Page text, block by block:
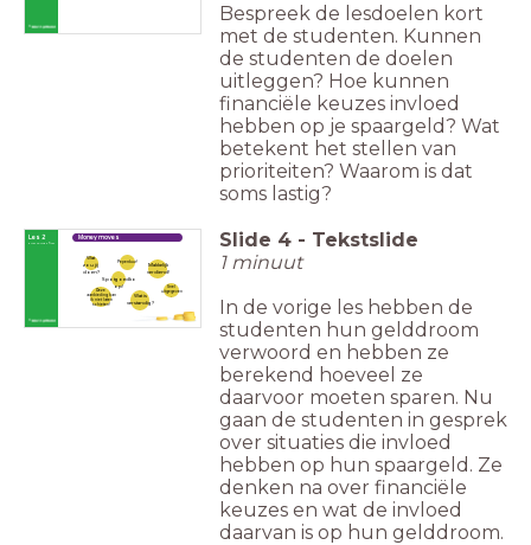
Bespreek de lesdoelen kort
met de studenten. Kunnen
de studenten de doelen
uitleggen? Hoe kunnen
financiële keuzes invloed
hebben op je spaargeld? Wat
betekent het stellen van
prioriteiten? Waarom is dat
soms lastig?
Les 2
Wat
zou jij
doen?
Money moves
Wat is
verstandig?
Deze
aanbieding kan
ik niet laten
schieten!
Makkelijk
verdiend!
Snel
uitgegeven
.
Peperduur!
Spotgoedko
op!
First things first Slide 4 - Tekstslide
1 minuut
In de vorige les hebben de
studenten hun gelddroom
verwoord en hebben ze
berekend hoeveel ze
daarvoor moeten sparen. Nu
gaan de studenten in gesprek
over situaties die invloed
hebben op hun spaargeld. Ze
denken na over financiële
keuzes en wat de invloed
daarvan is op hun gelddroom.